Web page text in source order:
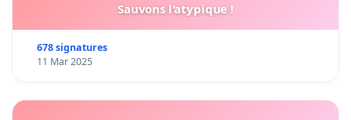
Sauvons l'atypique !
678 signatures
11 Mar 2025